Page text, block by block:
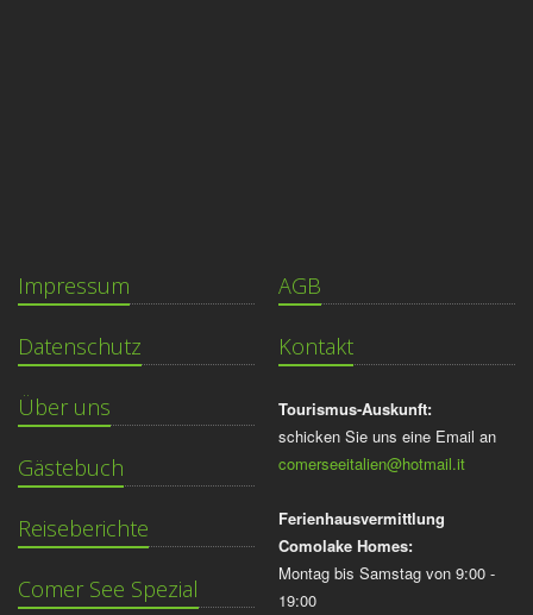
Impressum
Datenschutz
Über uns
Gästebuch
Reiseberichte
Comer See Spezial
AGB
Kontakt
Tourismus-Auskunft:
schicken Sie uns eine Email an
comerseeitalien@hotmail.it
Ferienhausvermittlung
Comolake Homes:
Montag bis Samstag von 9:00 -
19:00